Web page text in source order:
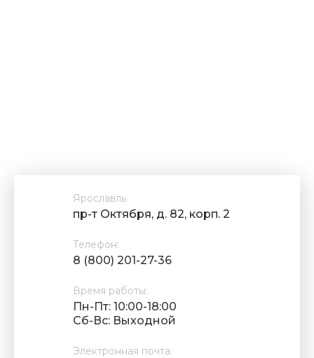
Ярославль
пр-т Октября, д. 82, корп. 2
Телефон:
8 (800) 201-27-36
Время работы:
Пн-Пт: 10:00-18:00
Cб-Вс: Выходной
Электронная почта: